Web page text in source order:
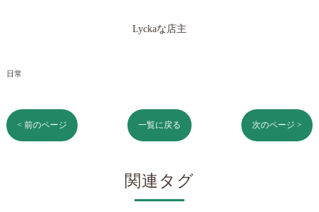
Lyckaな店主
日常
< 前のページ 一覧に戻る 次のページ >
関連タグ